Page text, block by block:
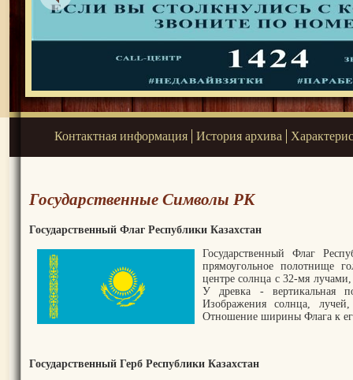
Контактная информация История архива
Государственные Символы РК
Государственный Флаг Республики Казахстан
Государственный Флаг
прямоугольное полотнище
центре солнца с 32-мя
У древка - вертикальная
Изображения солнца,
Отношение ширины Флага к
Государственный Герб Республики Казахстан